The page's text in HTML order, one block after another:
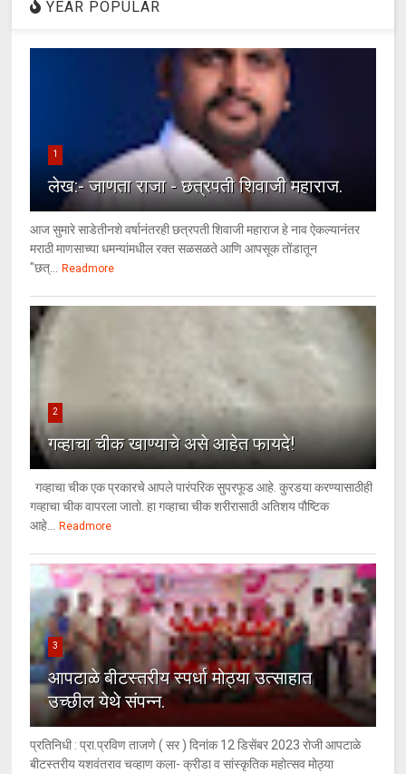
YEAR POPULAR
1
लेख:- जाणता राजा - छत्रपती शिवाजी महाराज.
आज सुमारे साडेतीनशे वर्षानंतरही छत्रपती शिवाजी महाराज हे नाव ऐकल्यानंतर
मराठी माणसाच्या धमन्यांमधील रक्त सळसळते आणि आपसूक तोंडातून
"छत्... Readmore
2
गव्हाचा चीक खाण्याचे असे आहेत फायदे!
गव्हाचा चीक एक प्रकारचे आपले पारंपरिक सुपरफूड आहे. कुरडया करण्यासाठीही
गव्हाचा चीक वापरला जातो. हा गव्हाचा चीक शरीरासाठी अतिशय पौष्टिक
आहे... Readmore
3
आपटाळे बीटस्तरीय स्पर्धा मोठ्या उत्साहात
उच्छील येथे संपन्न.
प्रतिनिधी : प्रा.प्रविण ताजणे ( सर ) दिनांक 12 डिसेंबर 2023 रोजी आपटाळे
बीटस्तरीय यशवंतराव चव्हाण कला- क्रीडा व सांस्कृतिक महोत्सव मोठ्या